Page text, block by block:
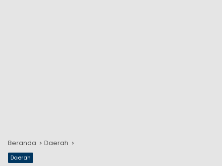
Beranda Daerah
Daerah